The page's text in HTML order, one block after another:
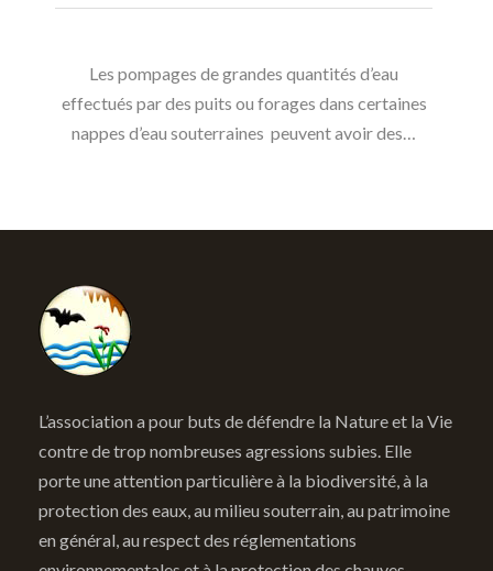
Les pompages de grandes quantités d’eau
effectués par des puits ou forages dans certaines
nappes d’eau souterraines peuvent avoir des…
L’association a pour buts de défendre la Nature et la Vie
contre de trop nombreuses agressions subies. Elle
porte une attention particulière à la biodiversité, à la
protection des eaux, au milieu souterrain, au patrimoine
en général, au respect des réglementations